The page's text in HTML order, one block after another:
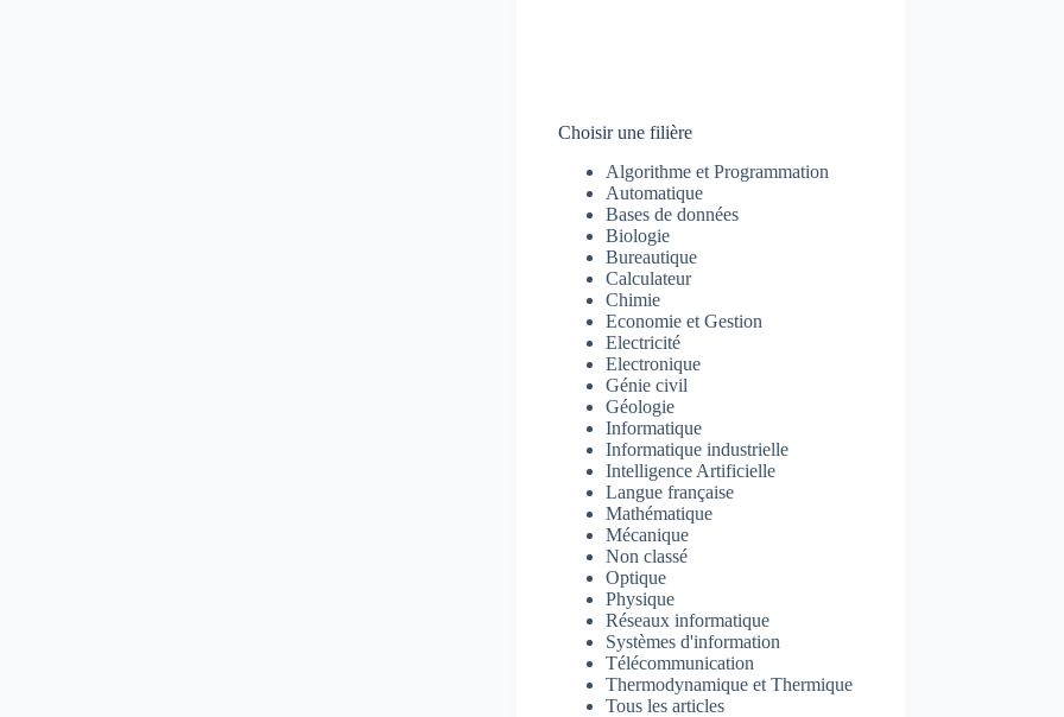
Choisir une filière
Algorithme et Programmation
Automatique
Bases de données
Biologie
Bureautique
Calculateur
Chimie
Economie et Gestion
Electricité
Electronique
Génie civil
Géologie
Informatique
Informatique industrielle
Intelligence Artificielle
Langue française
Mathématique
Mécanique
Non classé
Optique
Physique
Réseaux informatique
Systèmes d'information
Télécommunication
Thermodynamique et Thermique
Tous les articles